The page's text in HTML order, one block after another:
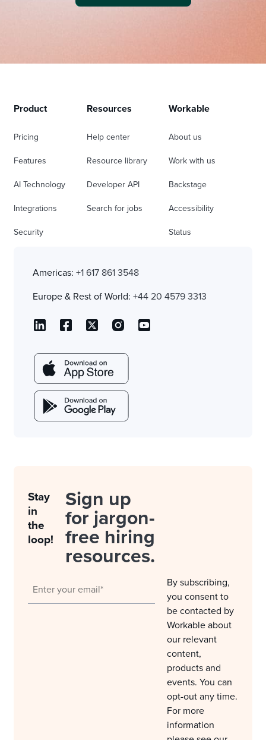
Product
Pricing
Features
AI Technology
Integrations
Security
Resources
Help center
Resource library
Developer API
Search for jobs
Workable
About us
Work with us
Backstage
Accessibility
Status
Americas: +1 617 861 3548
Europe & Rest of World: +44 20 4579 3313
Stay
in
the
loop!
Sign up
for jargon-
free hiring
resources.
By subscribing,
you consent to
be contacted by
Workable about
our relevant
content,
products and
events. You can
opt-out any time.
For more
information